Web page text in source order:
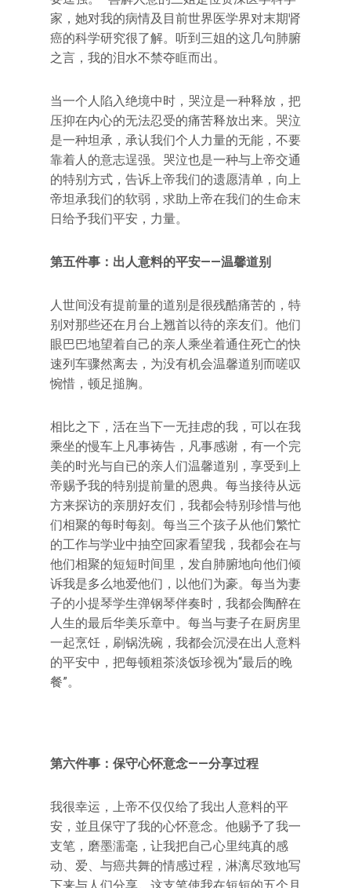
家，她对我的病情及目前世界医学界对末期肾
癌的科学研究很了解。听到三姐的这几句肺腑
之言，我的泪水不禁夺眶而出。
当一个人陷入绝境中时，哭泣是一种释放，把
压抑在内心的无法忍受的痛苦释放出来。哭泣
是一种坦承，承认我们个人力量的无能，不要
靠着人的意志逞强。哭泣也是一种与上帝交通
的特别方式，告诉上帝我们的遗愿清单，向上
帝坦承我们的软弱，求助上帝在我们的生命末
日给予我们平安，力量。
第五件事：出人意料的平安——温馨道别
人世间没有提前量的道别是很残酷痛苦的，特
别对那些还在月台上翘首以待的亲友们。他们
眼巴巴地望着自己的亲人乘坐着通住死亡的快
速列车骤然离去，为没有机会温馨道别而嗟叹
惋惜，顿足搥胸。
相比之下，活在当下一无挂虑的我，可以在我
乘坐的慢车上凡事祷告，凡事感谢，有一个完
美的时光与自已的亲人们温馨道别，享受到上
帝赐予我的特别提前量的恩典。每当接待从远
方来探访的亲朋好友们，我都会特别珍惜与他
们相聚的每时每刻。每当三个孩子从他们繁忙
的工作与学业中抽空回家看望我，我都会在与
他们相聚的短短时间里，发自肺腑地向他们倾
诉我是多么地爱他们，以他们为豪。每当为妻
子的小提琴学生弹钢琴伴奏时，我都会陶醉在
人生的最后华美乐章中。每当与妻子在厨房里
一起烹饪，刷锅洗碗，我都会沉浸在出人意料
的平安中，把每顿粗茶淡饭珍视为“最后的晚
餐”。
第六件事：保守心怀意念——分享过程
我很幸运，上帝不仅仅给了我出人意料的平
安，並且保守了我的心怀意念。他赐予了我一
支笔，磨墨濡毫，让我把自己心里纯真的感
动、爱、与癌共舞的情感过程，淋漓尽致地写
下来与人们分享。这支笔使我在短短的五个月